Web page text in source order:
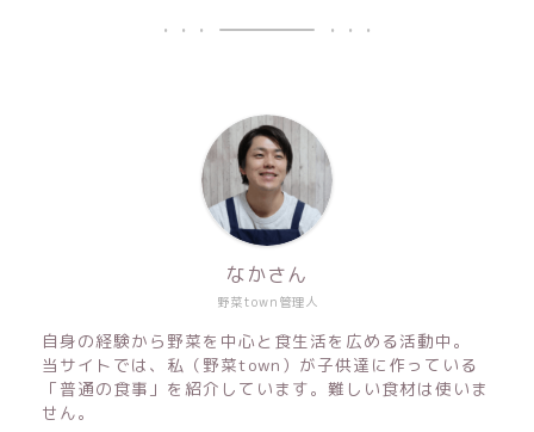
野菜town管理人
なかさん
自身の経験から野菜を中心と食生活を広める活動中。
当サイトでは、私（野菜town）が子供達に作っている
「普通の食事」を紹介しています。難しい食材は使いま
せん。